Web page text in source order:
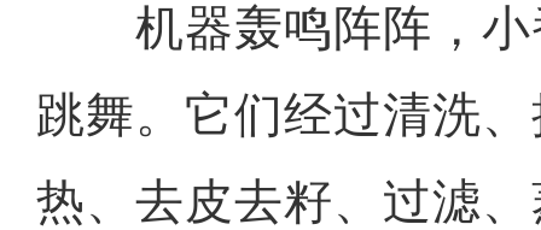
机器轰鸣阵阵，小
跳舞。它们经过清洗
热、去皮去籽、过滤